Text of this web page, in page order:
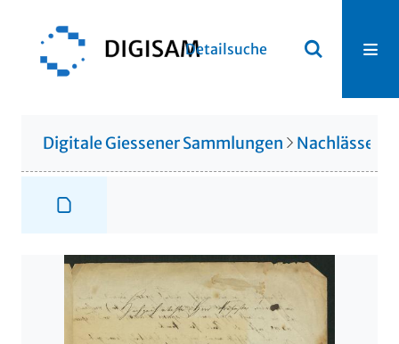
Detailsuche
Digitale Giessener Sammlungen Nachlässe